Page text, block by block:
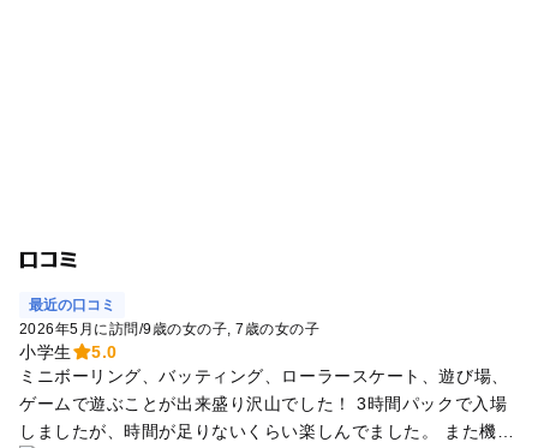
口コミ
最近の口コミ
2026年5月に訪問/9歳の女の子 7歳の女の子
小学生
5.0
ミニボーリング、バッティング、ローラースケート、遊び場、
ゲームで遊ぶことが出来盛り沢山でした！ 3時間パックで入場
しましたが、時間が足りないくらい楽しんでました。 また機会